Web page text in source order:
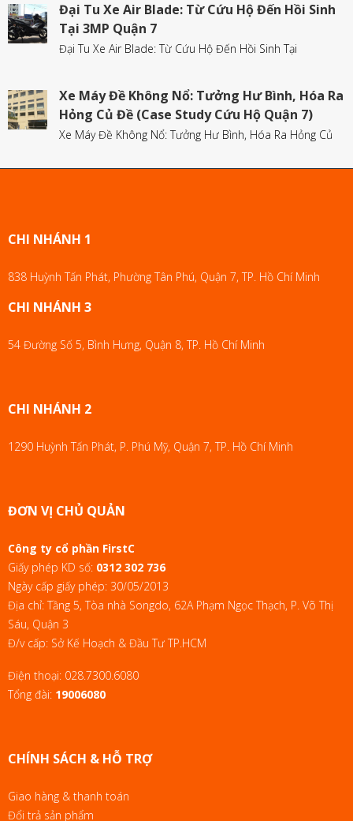
Đại Tu Xe Air Blade: Từ Cứu Hộ Đến Hồi Sinh
Tại 3MP Quận 7
Đại Tu Xe Air Blade: Từ Cứu Hộ Đến Hồi Sinh Tại
Xe Máy Đề Không Nổ: Tưởng Hư Bình, Hóa Ra
Hỏng Củ Đề (Case Study Cứu Hộ Quận 7)
Xe Máy Đề Không Nổ: Tưởng Hư Bình, Hóa Ra Hỏng Củ
CHI NHÁNH 1
838 Huỳnh Tấn Phát, Phường Tân Phú, Quận 7, TP. Hồ Chí Minh
CHI NHÁNH 3
54 Đường Số 5, Bình Hưng, Quận 8, TP. Hồ Chí Minh
CHI NHÁNH 2
1290 Huỳnh Tấn Phát, P. Phú Mỹ, Quận 7, TP. Hồ Chí Minh
ĐƠN VỊ CHỦ QUẢN
Công ty cổ phần FirstC
Giấy phép KD số: 0312 302 736
Ngày cấp giấy phép: 30/05/2013
Địa chỉ: Tầng 5, Tòa nhà Songdo, 62A Phạm Ngọc Thạch, P. Võ Thị
Sáu, Quận 3
Đ/v cấp: Sở Kế Hoạch & Đầu Tư TP.HCM
Điện thoại: 028.7300.6080
Tổng đài: 19006080
CHÍNH SÁCH & HỖ TRỢ
Giao hàng & thanh toán
Đổi trả sản phẩm